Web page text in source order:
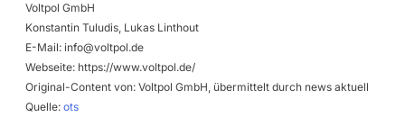
Voltpol GmbH
Konstantin Tuludis, Lukas Linthout
E-Mail: info@voltpol.de
Webseite: https://www.voltpol.de/
Original-Content von: Voltpol GmbH, übermittelt durch news aktuell
Quelle: ots